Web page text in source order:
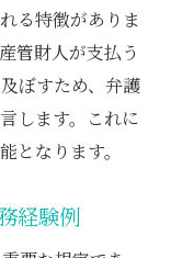
る特徴がありま
管財人が支払う
ぼすため、弁護
します。これに
となります。
経験例